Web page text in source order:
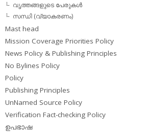
വൃത്തങ്ങളുടെ പേരുകള്‍
സന്ധി (വ്യാകരണം)
Mast head
Mission Coverage Priorities Policy
News Policy & Publishing Principles
No Bylines Policy
Policy
Publishing Principles
UnNamed Source Policy
Verification Fact-checking Policy
ഉപഭാഷ